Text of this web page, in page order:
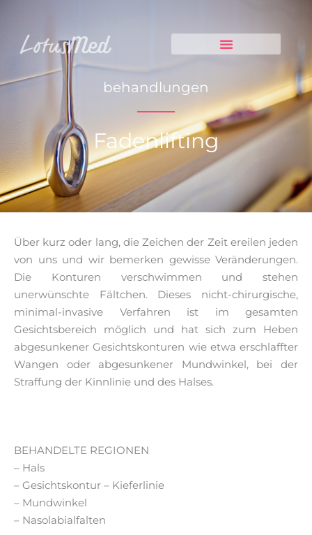
springen
behandlungen
Fadenlifting
Über kurz oder lang, die Zeichen der Zeit ereilen jeden
von uns und wir bemerken gewisse Veränderungen.
Die Konturen verschwimmen und stehen
unerwünschte Fältchen. Dieses nicht-chirurgische,
minimal-invasive Verfahren ist im gesamten
Gesichtsbereich möglich und hat sich zum Heben
abgesunkener Gesichtskonturen wie etwa erschlaffter
Wangen oder abgesunkener Mundwinkel, bei der
Straffung der Kinnlinie und des Halses.
BEHANDELTE REGIONEN
– Hals
– Gesichtskontur – Kieferlinie
– Mundwinkel
– Nasolabialfalten